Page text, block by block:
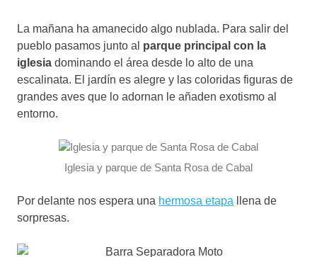
La mañana ha amanecido algo nublada. Para salir del
pueblo pasamos junto al parque principal con la
iglesia dominando el área desde lo alto de una
escalinata. El jardín es alegre y las coloridas figuras de
grandes aves que lo adornan le añaden exotismo al
entorno.
Iglesia y parque de Santa Rosa de Cabal
Por delante nos espera una hermosa etapa llena de
sorpresas.